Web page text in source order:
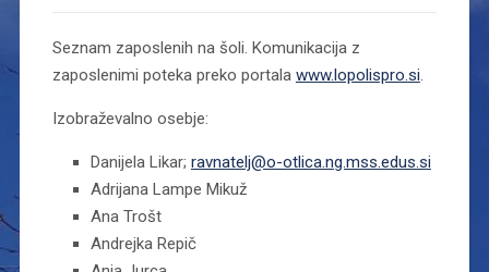
Seznam zaposlenih na šoli. Komunikacija z
zaposlenimi poteka preko portala www.lopolispro.si.
Izobraževalno osebje:
Danijela Likar; ravnatelj@o-otlica.ng.mss.edus.si
Adrijana Lampe Mikuž
Ana Trošt
Andrejka Repič